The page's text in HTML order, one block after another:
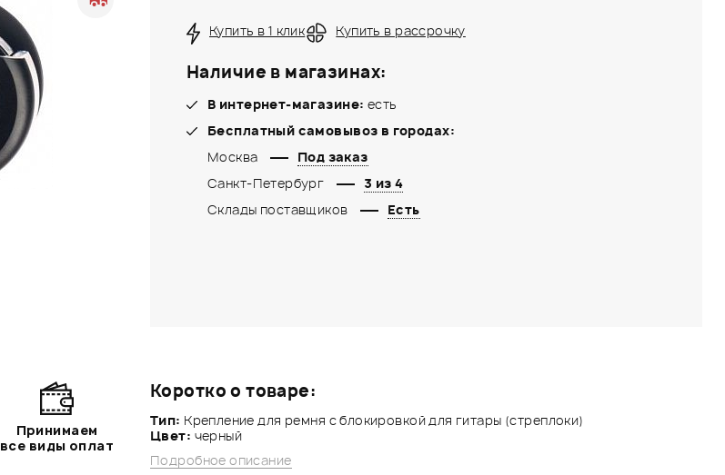
Коротко о товаре:
Тип: Крепление для ремня с блокировкой для гитары (стреплоки)
Цвет: черный
Подробное описание
Купить в 1 клик Купить в рассрочку
Наличие в магазинах:
В интернет-магазине: есть
Бесплатный самовывоз в городах:
Москва
Под заказ
Санкт-Петербург
3 из 4
Склады поставщиков
Есть
Принимаем
все виды оплат